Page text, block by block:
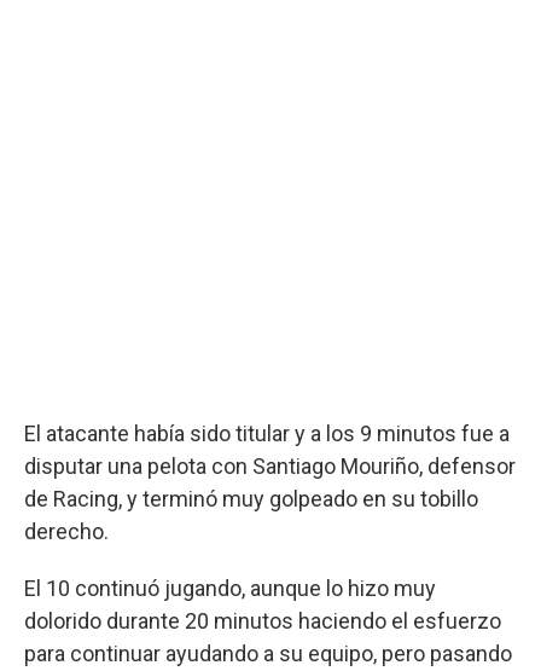
El atacante había sido titular y a los 9 minutos fue a
disputar una pelota con Santiago Mouriño, defensor
de Racing, y terminó muy golpeado en su tobillo
derecho.
El 10 continuó jugando, aunque lo hizo muy
dolorido durante 20 minutos haciendo el esfuerzo
para continuar ayudando a su equipo, pero pasando